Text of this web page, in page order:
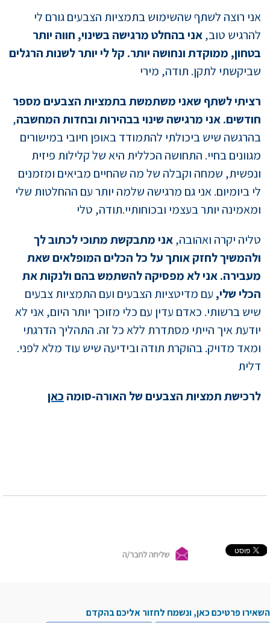
אני רוצה לשתף שהשימוש בתמציות הצבעים גורם לי
להרגיש טוב,אני בהחלט מרגישה בשינוי, חווה יותר
בטחון, ממוקדת ונחושה יותר. קל לי יותר לשנות הרגלים
שביקשתי לתקן. תודה, מירי
רציתי לשתף שאני משתמשת בתמציות הצבעים מספר
חודשים. אני מרגישה שינוי בבהירות ובחדות המחשבה,
בהרגשה שיש ביכולתי להתמודד באופן חיובי במישורים
מגוונים בחיי. התחושה הכללית היא של קלילות פיזית
ונפשית, שמחה וקבלה של מה שהחיים מביאים ומזמנים
לי ביומיום. אני גם מרגישה שלמה יותר עם ההחלטות שלי
ומאמינה יותר בעצמי ובכוחותיי.תודה, טלי
טליה יקרה ואהובה,אני מתבקשת מתוכי לכתוב לך
ולהמשיך לחזק אותך על כל הכלים המופלאים שאת
מעבירה. אני לא מפסיקה להשתמש בהם ולנקות את
הכלי שלי, עם מדיטציות הצבעים ועם התמציות צבעים
שיש ברשותי. כאדם עדין עם כלי מזוכך יותר היום, אני לא
יודעת איך הייתי מסתדרת ללא כל זה. התהליך הדרגתי
ומאד מדויק. בהוקרת תודה ובידיעה שיש עוד מלא לפני.
דלית
לרכישת תמציות הצבעים של האורה-סומה כאן
השאירו פרטיכם כאן, ונשמח לחזור אליכם בהקדם